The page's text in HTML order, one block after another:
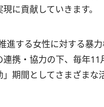
に貢献していきます。
進する女性に対する暴
携・協力の下、毎年
期間としてさまざまな